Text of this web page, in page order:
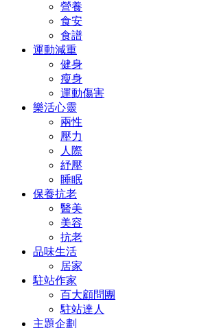
營養
食安
食譜
運動減重
健身
瘦身
運動傷害
樂活心靈
兩性
壓力
人際
紓壓
睡眠
保養抗老
醫美
美容
抗老
品味生活
居家
駐站作家
百大顧問團
駐站達人
主題企劃